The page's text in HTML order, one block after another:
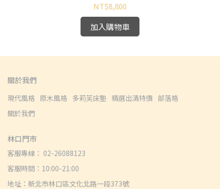
NT$8,800
加入購物車
關於我們
現代風格 原木風格 多莉芙床墊 精選出清特價 部落格
關於我們
林口門市
客服專線： 02-26088123
客服時間：10:00-21:00
地址：新北市林口區文化北路一段373號